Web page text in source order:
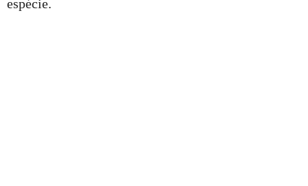
espécie.